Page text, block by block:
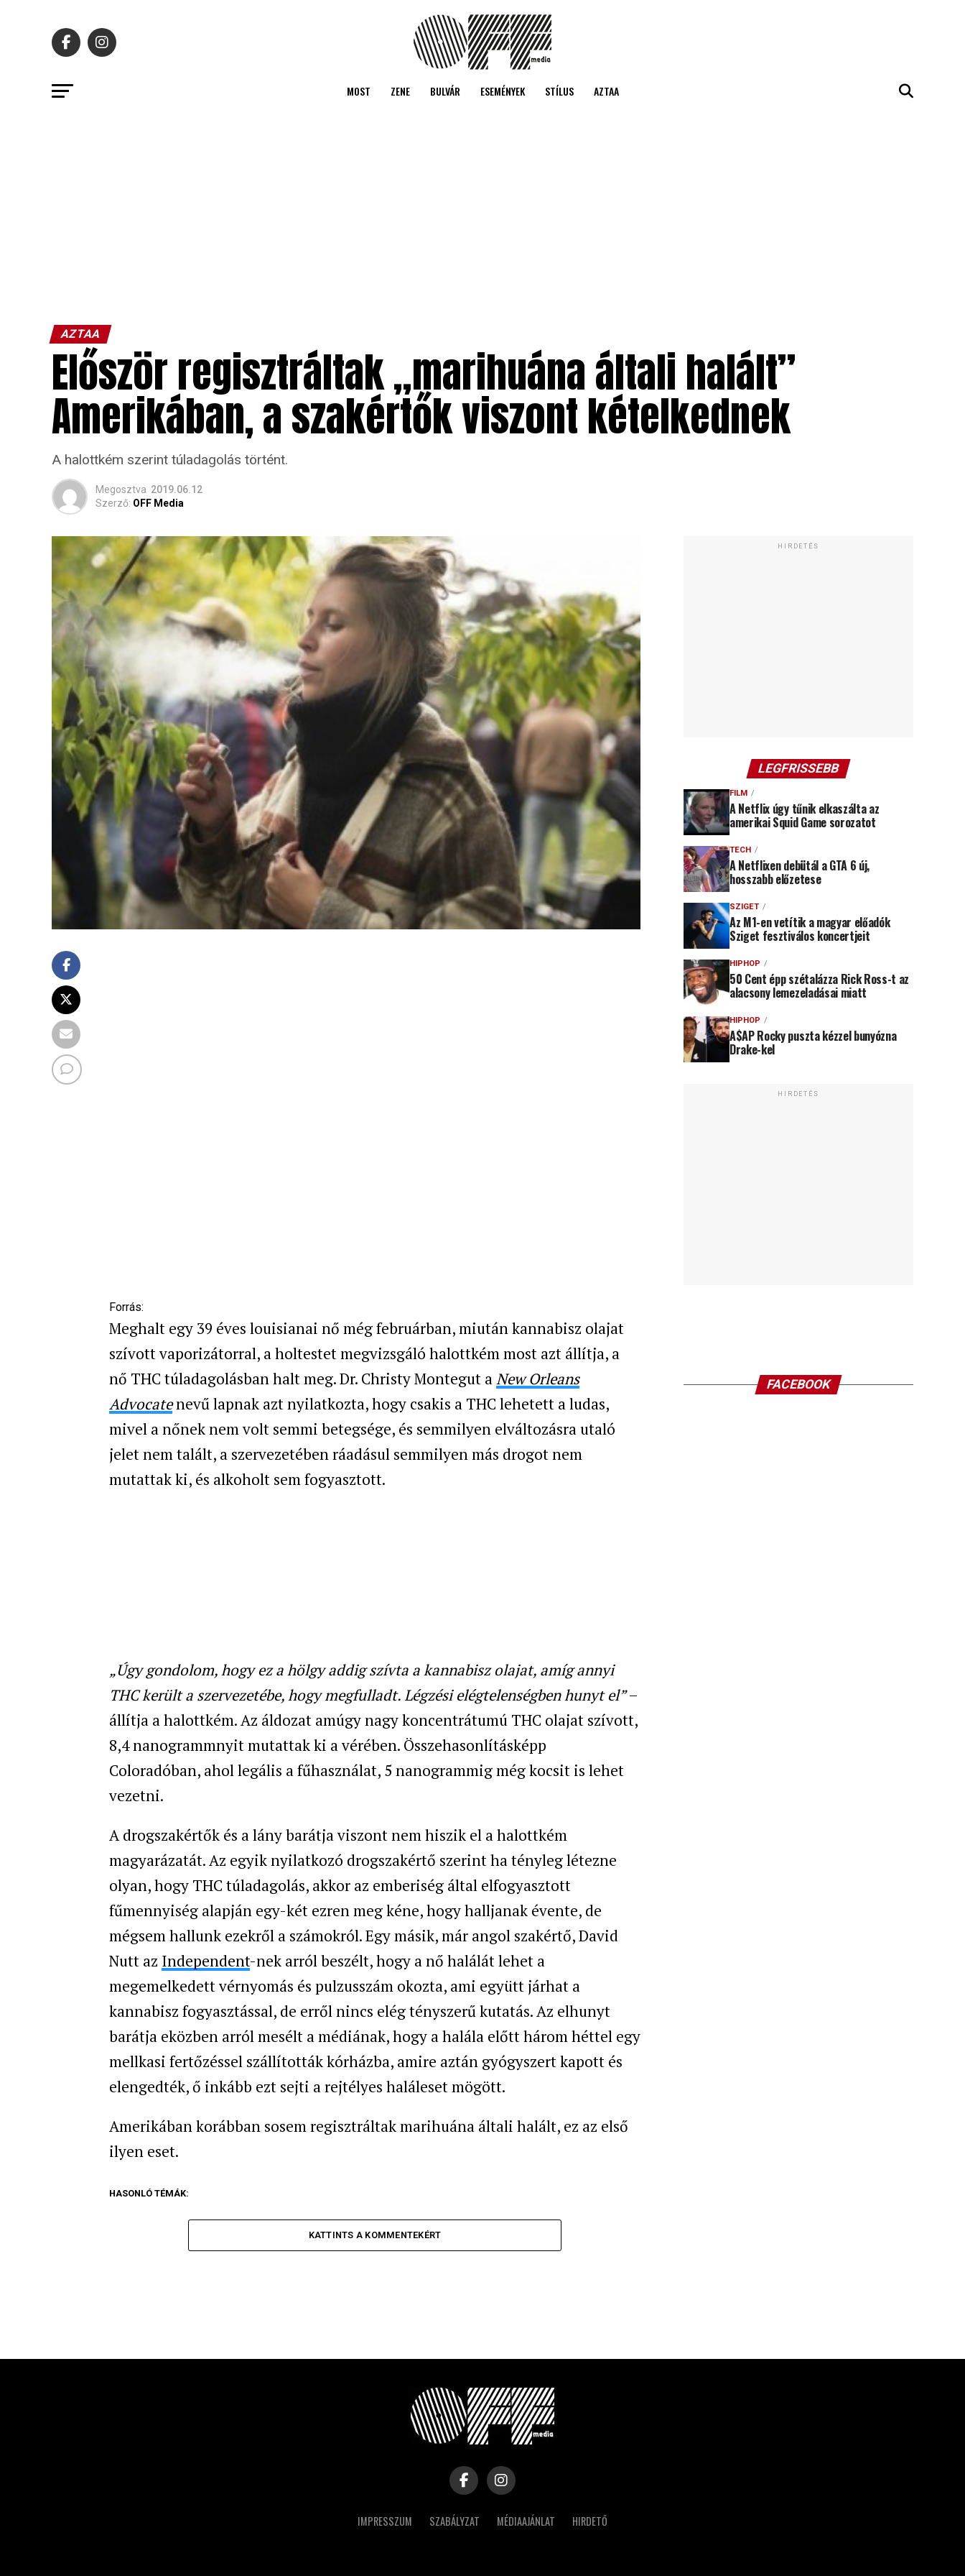
MOST ZENE BULVÁR ESEMÉNYEK STÍLUS AZTAA
AZTAA
Először regisztráltak „marihuána általi halált”
Amerikában, a szakértők viszont kételkednek
A halottkém szerint túladagolás történt.
Megosztva 2019.06.12
Szerző: OFF Media
Forrás:
Meghalt egy 39 éves louisianai nő még februárban, miután kannabisz olajat
szívott vaporizátorral, a holtestet megvizsgáló halottkém most azt állítja, a
nő THC túladagolásban halt meg.Dr. Christy Montegut aNew Orleans
Advocatenevű lapnak azt nyilatkozta, hogy csakis a THC lehetett a ludas,
mivel a nőnek nem volt semmi betegsége, és semmilyen elváltozásra utaló
jelet nem talált, a szervezetében ráadásul semmilyen más drogot nem
mutattak ki, és alkoholt sem fogyasztott.
„Úgy gondolom, hogy ez a hölgy addig szívta a kannabisz olajat, amíg annyi
THC került a szervezetébe, hogy megfulladt. Légzési elégtelenségben hunyt el”–
állítja a halottkém. Az áldozat amúgy nagy koncentrátumú THC olajat szívott,
8,4 nanogrammnyit mutattak ki a vérében. Összehasonlításképp
Coloradóban, ahol legális a fűhasználat, 5 nanogrammig még kocsit is lehet
vezetni.
A drogszakértők és a lány barátja viszont nem hiszik el a halottkém
magyarázatát. Az egyik nyilatkozó drogszakértő szerint ha tényleg létezne
olyan, hogy THC túladagolás, akkor az emberiség által elfogyasztott
fűmennyiség alapján egy-két ezren meg kéne, hogy halljanak évente, de
mégsem hallunk ezekről a számokról. Egy másik, már angol szakértő,David
Nutt az Independent-nek arról beszélt, hogy a nő halálát lehet a
megemelkedett vérnyomás és pulzusszám okozta, ami együtt járhat a
kannabisz fogyasztással, de erről nincs elég tényszerű kutatás. Az elhunyt
barátja eközben arról mesélt a médiának, hogy a halála előtt három héttel egy
mellkasi fertőzéssel szállították kórházba, amire aztán gyógyszert kapott és
elengedték, ő inkább ezt sejti a rejtélyes haláleset mögött.
Amerikában korábban sosem regisztráltak marihuána általi halált, ez az első
ilyen eset.
HASONLÓ TÉMÁK:
KATTINTS A KOMMENTEKÉRT
HIRDETÉS
LEGFRISSEBB
FILM
A Netflix úgy tűnik elkaszálta az
amerikai Squid Game sorozatot
TECH
A Netflixen debütál a GTA 6 új,
hosszabb előzetese
SZIGET
Az M1-en vetítik a magyar előadók
Sziget fesztiválos koncertjeit
HIPHOP
50 Cent épp szétalázza Rick Ross-t az
alacsony lemezeladásai miatt
HIPHOP
A$AP Rocky puszta kézzel bunyózna
Drake-kel
HIRDETÉS
FACEBOOK
IMPRESSZUM SZABÁLYZAT MÉDIAAJÁNLAT HIRDETŐ